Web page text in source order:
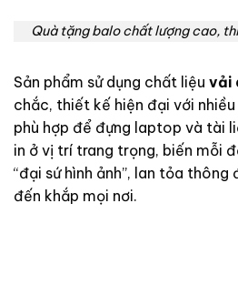
Quà tặng balo chất lượng cao,
Sản phẩm sử dụng chất liệu vải
chắc, thiết kế hiện đại với
phù hợp để đựng laptop và tài
in ở vị trí trang trọng, biến mỗi
“đại sứ hình ảnh”, lan tỏa
đến khắp mọi nơi.